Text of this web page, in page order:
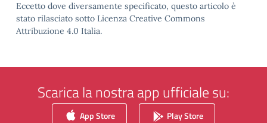
Eccetto dove diversamente specificato, questo articolo è
stato rilasciato sotto Licenza Creative Commons
Attribuzione 4.0 Italia.
Scarica la nostra app ufficiale su:
App Store Play Store